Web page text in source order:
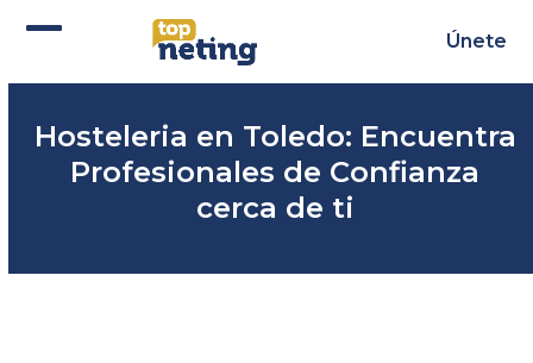
Únete
móvil
móvil
Hosteleria en Toledo: Encuentra
Profesionales de Confianza
cerca de ti